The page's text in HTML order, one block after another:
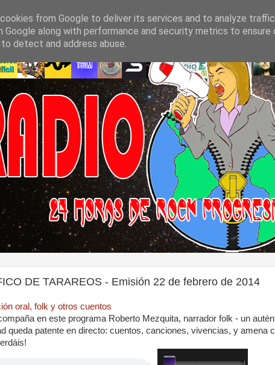
DE TARAREOS - Emisión 22 de febrero de 2014
oral, folk y otros cuentos
en este programa Roberto Mezquita, narrador folk - un
queda patente en directo: cuentos, canciones, vivencias, y amena
from Google to deliver its services and to analyze
Google along with performance and security metrics to
detect and address abuse.